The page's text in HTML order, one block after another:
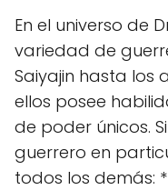
En el universo de
variedad de
Saiyajin hasta los
ellos posee
de poder únicos.
guerrero en
todos los demás: